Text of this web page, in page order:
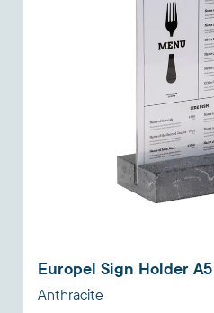
Europel Sign Holder
Anthracite